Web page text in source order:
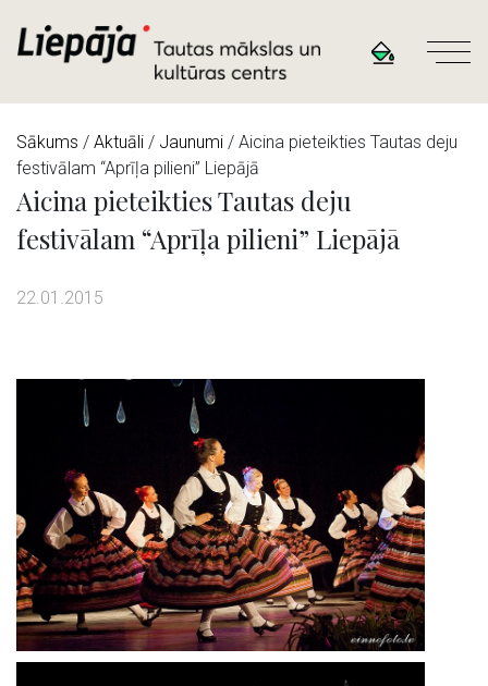
Sākums / Aktuāli / Jaunumi / Aicina pieteikties Tautas deju
festivālam “Aprīļa pilieni” Liepājā
Aicina pieteikties Tautas deju
festivālam “Aprīļa pilieni” Liepājā
22.01.2015